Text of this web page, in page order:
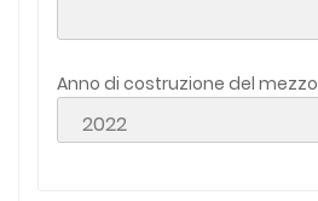
Anno di costruzione del mezzo